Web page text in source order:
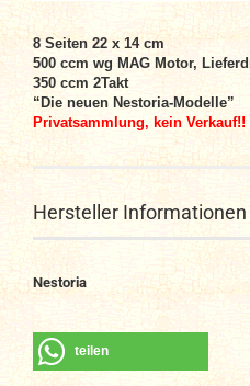
8 Seiten 22 x 14 cm
500 ccm wg MAG Motor,
350 ccm 2Takt
“Die neuen Nestoria-Modelle”
Privatsammlung, kein Verkauf!!
Hersteller Informationen
Nestoria
teilen